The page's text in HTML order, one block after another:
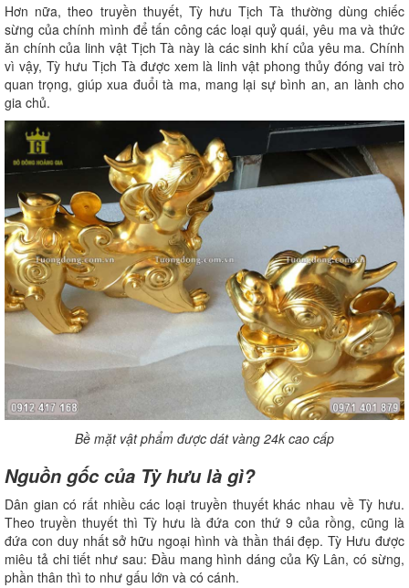
Hơn nữa, theo truyền thuyết, Tỳ hưu Tịch Tà thường dùng chiếc
sừng của chính mình để tấn công các loại quỷ quái, yêu ma và thức
ăn chính của linh vật Tịch Tà này là các sinh khí của yêu ma. Chính
vì vậy, Tỳ hưu Tịch Tà được xem là linh vật phong thủy đóng vai trò
quan trọng, giúp xua đuổi tà ma, mang lại sự bình an, an lành cho
gia chủ.
Bề mặt vật phẩm được dát vàng 24k cao cấp
Nguồn gốc của Tỳ hưu là gì?
Dân gian có rất nhiều các loại truyền thuyết khác nhau về Tỳ hưu.
Theo truyền thuyết thì Tỳ hưu là đứa con thứ 9 của rồng, cũng là
đứa con duy nhất sở hữu ngoại hình và thần thái đẹp. Tỳ Hưu được
miêu tả chi tiết như sau: Đầu mang hình dáng của Kỳ Lân, có sừng,
phần thân thì to như gấu lớn và có cánh.